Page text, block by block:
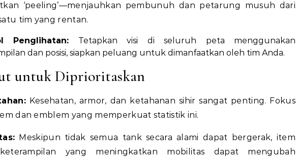
‘peeling’—menjauhkan pembunuh dan petarung musuh dari
tim yang rentan.
Penglihatan: Tetapkan visi di seluruh peta menggunakan
dan posisi, siapkan peluang untuk dimanfaatkan oleh tim Anda.
untuk Diprioritaskan
Kesehatan, armor, dan ketahanan sihir sangat penting. Fokus
dan emblem yang memperkuat statistik ini.
Meskipun tidak semua tank secara alami dapat bergerak, item
yang meningkatkan mobilitas dapat mengubah